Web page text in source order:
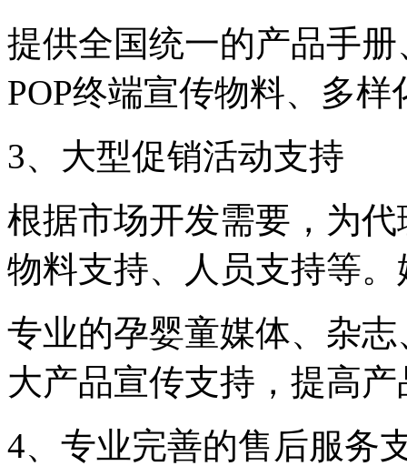
提供全国统一的产品手
POP终端宣传物料、多
3、大型促销活动支持
根据市场开发需要，为
物料支持、人员支持等
专业的孕婴童媒体、杂
大产品宣传支持，提高
4、专业完善的售后服务